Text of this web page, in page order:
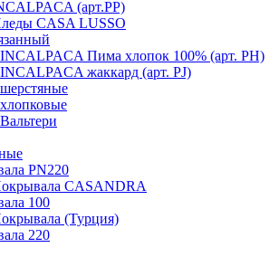
(арт.PP)
CASA LUSSO
Пима хлопок 100% (арт. PH)
жаккард (арт. PJ)
PN220
CASANDRA
100
(Турция)
220